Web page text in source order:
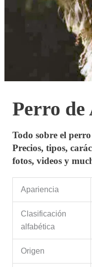
Perro de
Todo sobre el
Precios, tipos,
fotos, videos y
Apariencia
Clasificación
alfabética
Origen